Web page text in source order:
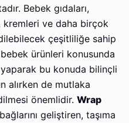
Bebek gıdaları,
kremleri ve daha birçok
çeşitliliğe sahip
ürünleri konusunda
bu konuda bilinçli
alırken de mutlaka
önemlidir. Wrap
geliştiren, taşıma